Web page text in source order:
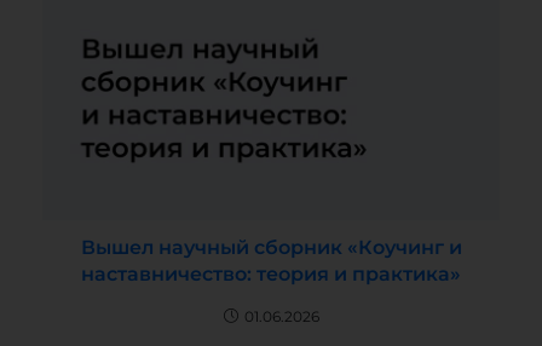
Вышел научный сборник «Коучинг и
наставничество: теория и практика»
01.06.2026